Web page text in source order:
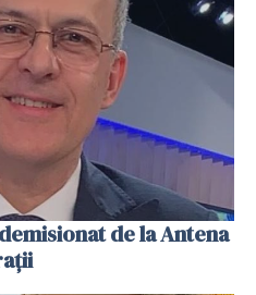
de la Antena